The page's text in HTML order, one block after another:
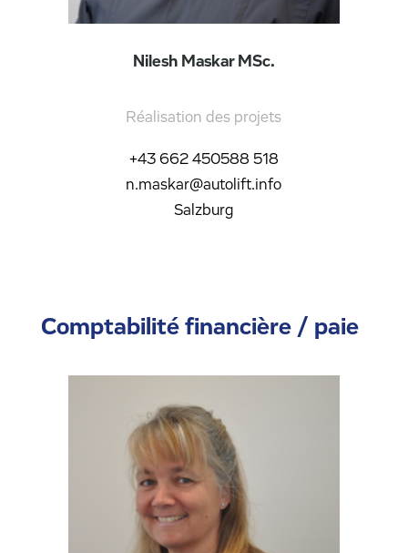
Nilesh Maskar MSc.
Réalisation des projets
+43 662 450588 518
n.maskar@autolift.info
Salzburg
Comptabilité financière / paie